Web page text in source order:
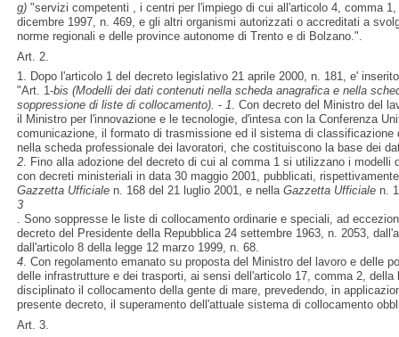
g) "servizi competenti , i centri per l'impiego di cui all'articolo 4, comma
dicembre 1997, n. 469, e gli altri organismi autorizzati o accreditati a
norme regionali e delle province autonome di Trento e di Bolzano.".
Art. 2.
1. Dopo l'articolo 1 del decreto legislativo 21 aprile 2000, n. 181, e'
"Art. 1-bis (Modelli dei dati contenuti nella scheda anagrafica e nella
soppressione di liste di collocamento). - 1. Con decreto del Ministro del
il Ministro per l'innovazione e le tecnologie, d'intesa con la Conferenza
comunicazione, il formato di trasmissione ed il sistema di
nella scheda professionale dei lavoratori, che costituiscono la base dei
2. Fino alla adozione del decreto di cui al comma 1 si utilizzano i modelli
con decreti ministeriali in data 30 maggio 2001, pubblicati,
Gazzetta Ufficiale n. 168 del 21 luglio 2001, e nella Gazzetta Ufficiale n.
3
. Sono soppresse le liste di collocamento ordinarie e speciali, ad
decreto del Presidente della Repubblica 24 settembre 1963, n. 2053,
dall'articolo 8 della legge 12 marzo 1999, n. 68.
4. Con regolamento emanato su proposta del Ministro del lavoro e delle
delle infrastrutture e dei trasporti, ai sensi dell'articolo 17, comma 2, della
disciplinato il collocamento della gente di mare, prevedendo, in
presente decreto, il superamento dell'attuale sistema di collocamento
Art. 3.